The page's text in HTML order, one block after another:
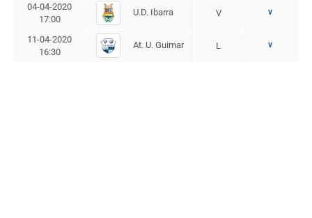
04-04-2020
17:00
U.D. Ibarra V v
11-04-2020
16:30
At. U. Guimar L v